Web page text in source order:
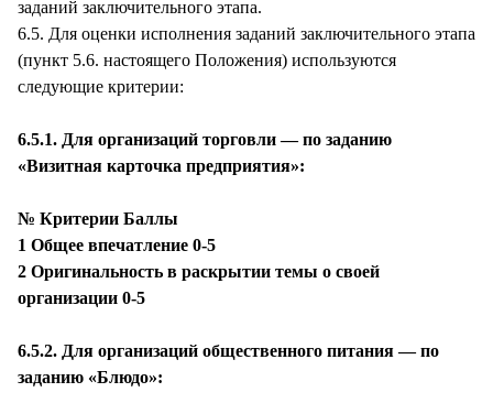
заданий заключительного этапа.
6.5. Для оценки исполнения заданий заключительного этапа
(пункт 5.6. настоящего Положения) используются
следующие критерии:
6.5.1. Для организаций торговли — по заданию
«Визитная карточка предприятия»:
№ Критерии Баллы
1 Общее впечатление 0-5
2 Оригинальность в раскрытии темы о своей
организации 0-5
6.5.2. Для организаций общественного питания — по
заданию «Блюдо»: